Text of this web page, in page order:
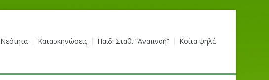
Νεότητα Κατασκηνώσεις Παιδ. Σταθ. “Αναπνοή” Κοίτα ψηλά